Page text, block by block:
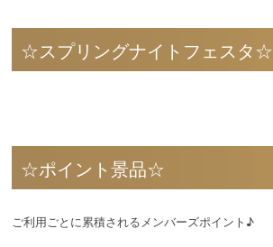
☆スプリングナイトフェスタ☆
☆ポイント景品☆
ご利用ごとに累積されるメンバーズポイント♪